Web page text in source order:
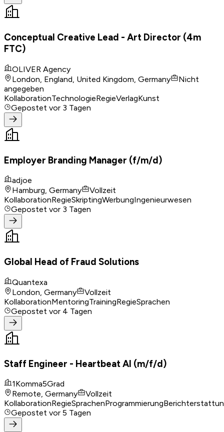
Conceptual Creative Lead - Art Director (4m
FTC)
OLIVER Agency
London, England, United Kingdom, Germany
Nicht
angegeben
KollaborationTechnologieRegieVerlagKunst
Gepostet vor 3 Tagen
Employer Branding Manager (f/m/d)
adjoe
Hamburg, Germany
Vollzeit
KollaborationRegieSkriptingWerbungIngenieurwesen
Gepostet vor 3 Tagen
Global Head of Fraud Solutions
Quantexa
London, Germany
Vollzeit
KollaborationMentoringTrainingRegieSprachen
Gepostet vor 4 Tagen
Staff Engineer - Heartbeat AI (m/f/d)
1Komma5Grad
Remote, Germany
Vollzeit
KollaborationRegieSprachenProgrammierung
Gepostet vor 5 Tagen